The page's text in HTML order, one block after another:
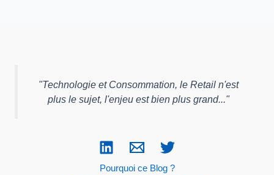
"Technologie et Consommation, le Retail n'est
plus le sujet, l'enjeu est bien plus grand..."
Pourquoi ce Blog ?